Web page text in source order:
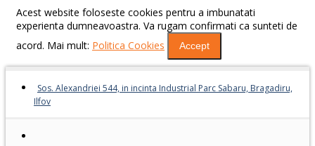
Acest website foloseste cookies pentru a imbunatati
experienta dumneavoastra. Va rugam confirmati ca sunteti de
acord. Mai mult: Politica Cookies Accept
Sos. Alexandriei 544, in incinta Industrial Parc Sabaru, Bragadiru,
Ilfov